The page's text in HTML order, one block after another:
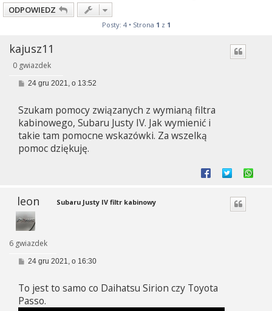
ODPOWIEDZ
Posty: 4 • Strona 1 z 1
kajusz11
0 gwiazdek
P
t
24 gru 2021, o 13:52
Szukam pomocy związanych z wymianą filtra
kabinowego, Subaru Justy IV. Jak wymienić i
takie tam pomocne wskazówki. Za wszelką
pomoc dziękuję.
leon
6 gwiazdek
Subaru Justy IV filtr kabinowy
P
t
24 gru 2021, o 16:30
To jest to samo co Daihatsu Sirion czy Toyota
Passo.